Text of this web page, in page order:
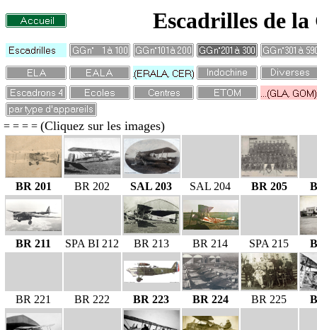
Escadrilles de la
= = = = (Cliquez sur les images)
BR 201 BR 202 SAL 203 SAL 204 BR 205
BR 211 SPA BI 212 BR 213 BR 214 SPA 215
BR 221 BR 222 BR 223 BR 224 BR 225